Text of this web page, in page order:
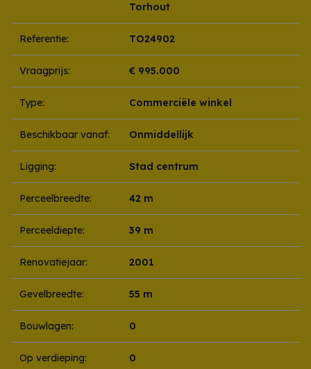
Torhout
Referentie: TO24902
Vraagprijs: € 995.000
Type: Commerciële winkel
Beschikbaar vanaf: Onmiddellijk
Ligging: Stad centrum
Perceelbreedte: 42 m
Perceeldiepte: 39 m
Renovatiejaar: 2001
Gevelbreedte: 55 m
Bouwlagen: 0
Op verdieping: 0